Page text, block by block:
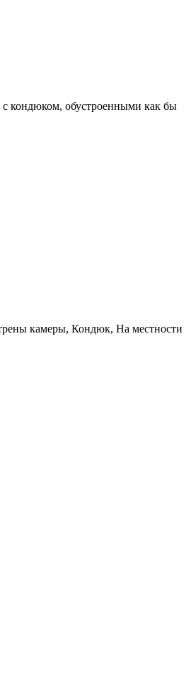
с кондюком, обустроенными как бы
камеры, Кондюк, На местности